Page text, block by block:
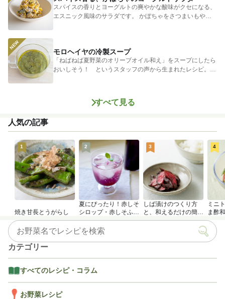
スパイスの香りとヨーグルトの爽やかな酸味がクセになる、
エスニック風味のサラダです。 かぼちゃをさつまいもやじ
モロヘイヤの冷製スープ
「ねばねば夏野菜のオリーブオイル和え」をスープにしたら
おいしそう！ というスタッフの声から生まれたレシピ。つ
すべて見る
人気の記事
1
焼き甘長とうがらし
2
夏にぴったり！赤しそ
シロップ・赤しそふり
かけのつくり方
3
しば漬けのつくり方
と、和えるだけの簡単
アレンジレシピ
4
ミニ
ま酢
カテゴリー
すべてのレシピ・コラム
お野菜レシピ